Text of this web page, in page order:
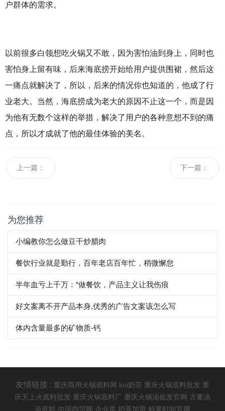
户群体的需求。
以前很多白领想吃火锅又不敢，因为害怕油到身上，同时也
害怕身上留有味，后来海底捞开始给用户提供围裙，然后这
一痛点就解决了，所以，后来的情况你也知道的，他成了行
业老大。当然，海底捞成为老大的原因不止这一个，而是因
为他有无数个这样的举措，解决了用户的各种意想不到的痛
点，所以才成就了他的最佳体验的美名。
上一篇： 下一篇：
为您推荐
小编教你怎么做豆干炒腊肉
餐饮行业就是勤行，百年老店百年忙，稍微懈怠
半年血亏上千万：“做餐饮，产品主义让我伤痕
好文案离不开产品本身,优秀的广告文案该怎么写
体内含量最多的矿物质-钙
友情链接 : 重庆商用火锅底料网 koi奶茶 重庆火锅底料批发 重
庆天上火底料批发 重庆火锅底料厂 重庆火锅油批发官网 古董汤
渝底料 中国内贸网 企业库 奶茶加盟 鲜果时间官网